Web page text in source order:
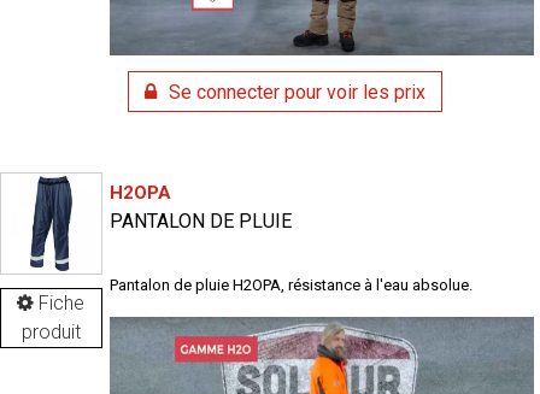
Se connecter pour voir les prix
Fiche
produit
H2OPA
PANTALON DE PLUIE
Pantalon de pluie H2OPA, résistance à l'eau absolue.